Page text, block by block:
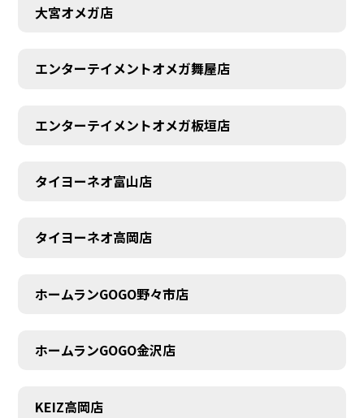
大宮オメガ店
エンターテイメントオメガ舞屋店
エンターテイメントオメガ板垣店
タイヨーネオ富山店
タイヨーネオ高岡店
ホームランGOGO野々市店
ホームランGOGO金沢店
KEIZ高岡店